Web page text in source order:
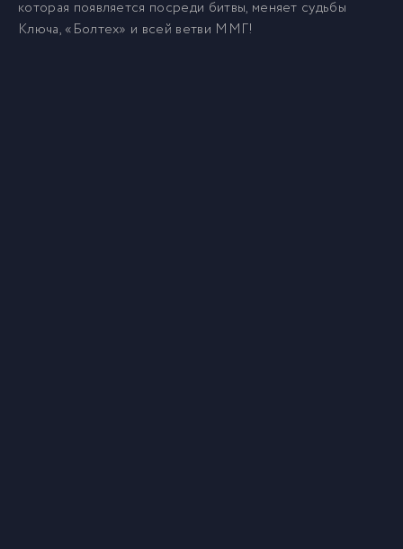
которая появляется посреди битвы, меняет судьбы
Ключа, «Болтех» и всей ветви ММГ!